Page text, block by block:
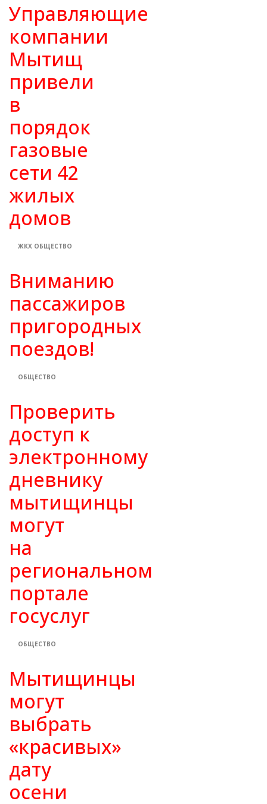
Управляющие
компании
Мытищ
привели
в
порядок
газовые
сети 42
жилых
домов
ЖКХ ОБЩЕСТВО
Вниманию
пассажиров
пригородных
поездов!
ОБЩЕСТВО
Проверить
доступ к
электронному
дневнику
мытищинцы
могут
на
региональном
портале
госуслуг
ОБЩЕСТВО
Мытищинцы
могут
выбрать
«красивых»
дату
осени